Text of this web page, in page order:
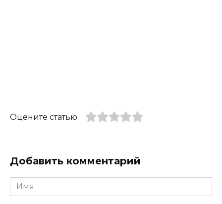
Оцените статью
Добавить комментарий
Имя
*